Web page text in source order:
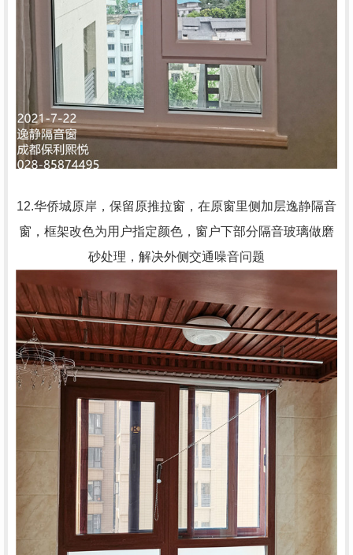
12.华侨城原岸，保留原推拉窗，在原窗里侧加层逸静隔音
窗，框架改色为用户指定颜色，窗户下部分隔音玻璃做磨
砂处理，解决外侧交通噪音问题